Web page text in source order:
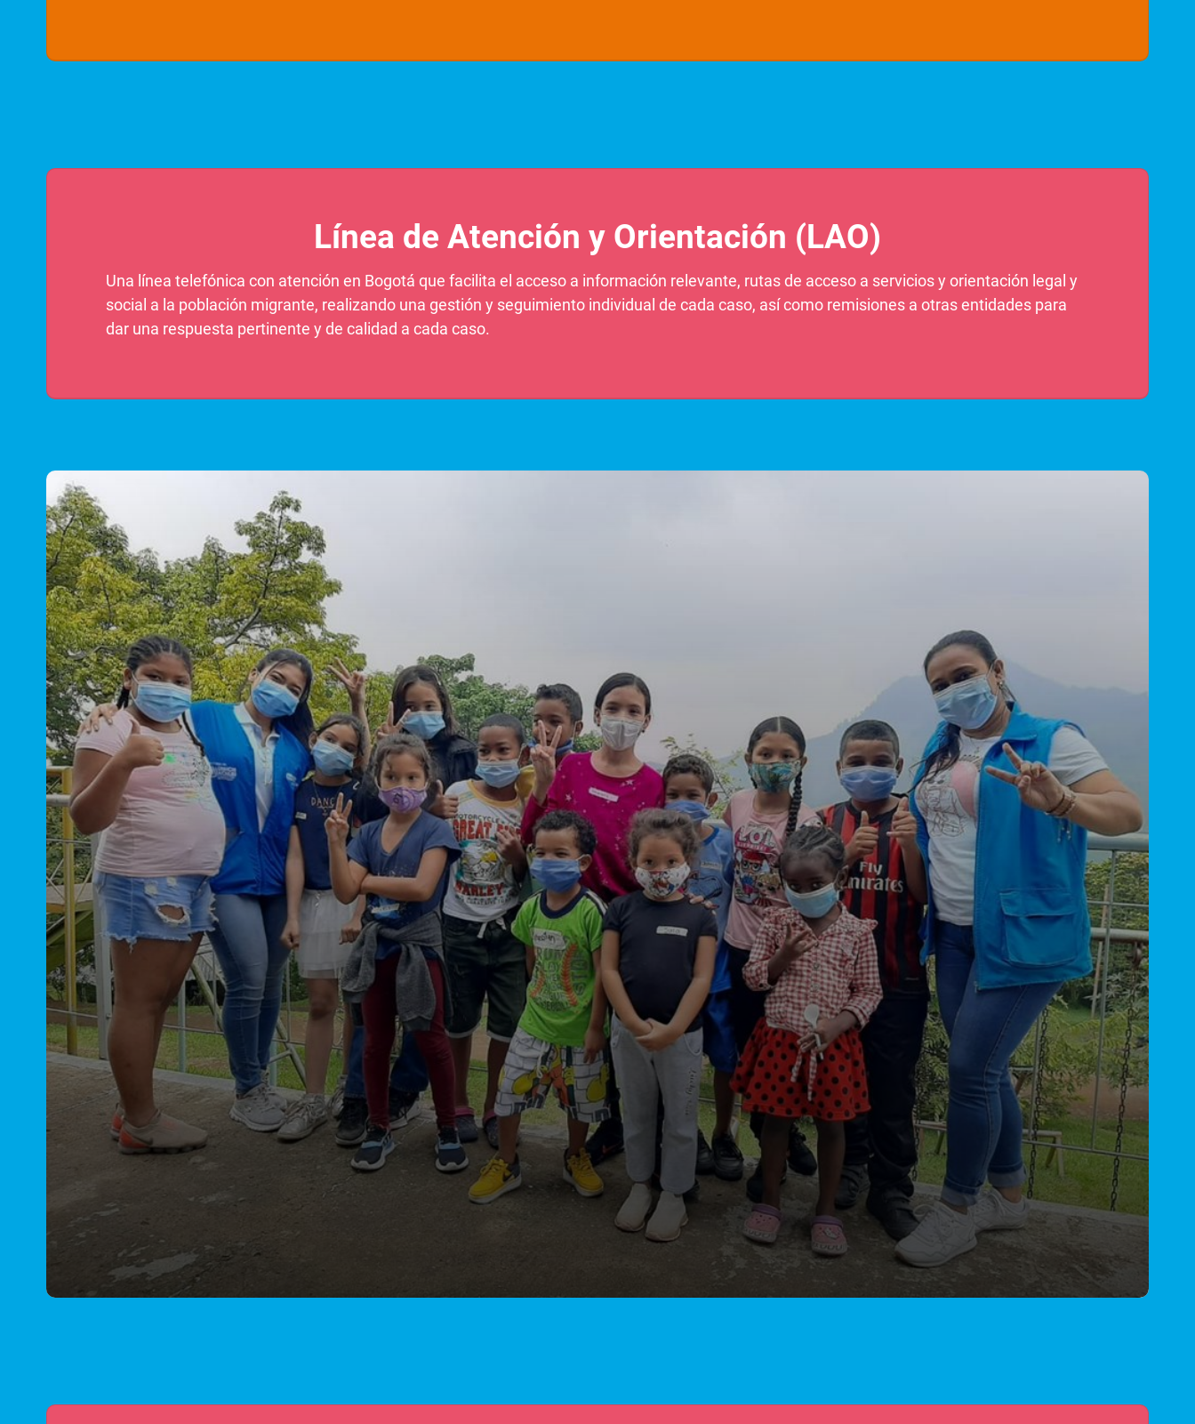
Línea de Atención y Orientación (LAO)
Una línea telefónica con atención en Bogotá que facilita el acceso a información relevante, rutas de acceso a servicios y orientación legal y
social a la población migrante, realizando una gestión y seguimiento individual de cada caso, así como remisiones a otras entidades para
dar una respuesta pertinente y de calidad a cada caso.